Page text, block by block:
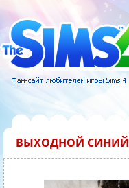
ВЫХОДНОЙ СИНИЙ